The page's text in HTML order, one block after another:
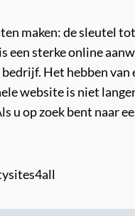
maken: de sleutel
een sterke online
Het hebben van
website is niet
u op zoek bent naar